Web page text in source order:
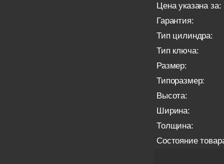
Цена указана за:
Гарантия:
Тип цилиндра:
Тип ключа:
Размер:
Типоразмер:
Высота:
Ширина:
Толщина:
Состояние